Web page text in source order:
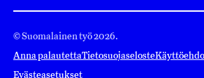
© Suomalainen työ 2026.
Anna palautettaTietosuojaseloste
Evästeasetukset